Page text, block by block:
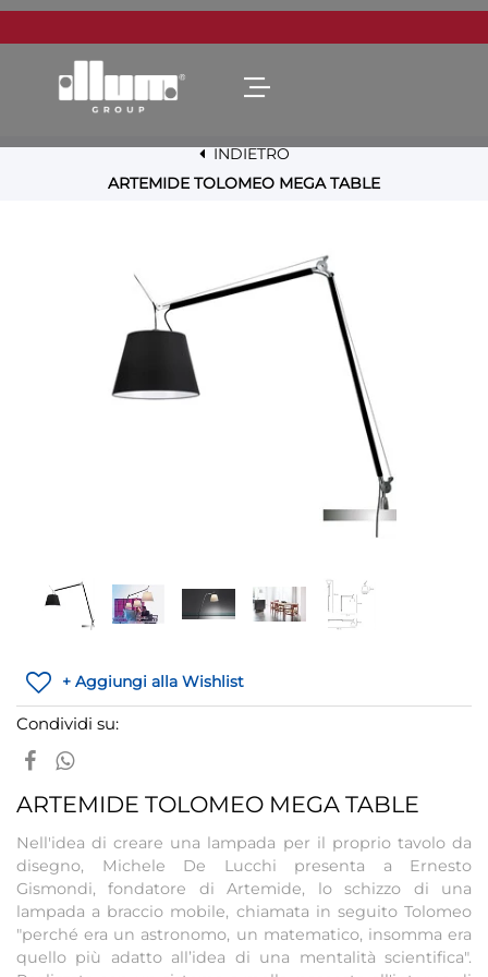
Open menu
INDIETRO
ARTEMIDE TOLOMEO MEGA TABLE
+ Aggiungi alla Wishlist
Condividi su:
ARTEMIDE TOLOMEO MEGA TABLE
Nell'idea di creare una lampada per il proprio tavolo da
disegno, Michele De Lucchi presenta a Ernesto
Gismondi, fondatore di Artemide, lo schizzo di una
lampada a braccio mobile, chiamata in seguito Tolomeo
"perché era un astronomo, un matematico, insomma era
quello più adatto all’idea di una mentalità scientifica".